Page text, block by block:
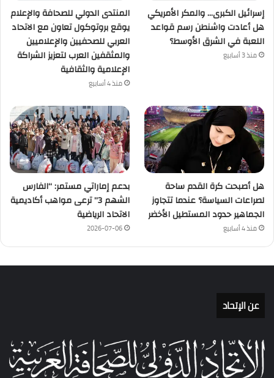
إسرائيل الكبرى… والمكر الأمريكي
هل أعادت واشنطن رسم قواعد
اللعبة في الشرق الأوسط؟
منذ 3 أسابيع
المنتدى الدولي للصحافة والإعلام
يوقع بروتوكول تعاون مع الاتحاد
العربي للصحفيين والإعلاميين
والمثقفين العرب لتعزيز الشراكة
الإعلامية والثقافية
منذ 4 أسابيع
هل أصبحت كرة القدم ساحة
لصراعات السياسة؟ عندما تتجاوز
الجماهير حدود المستطيل الأخضر
منذ 4 أسابيع
بدعم إماراتي مستمر: “الفارس
الشهم 3” ترعى مواهب أكاديمية
الاتحاد الرياضية
2026-07-06
عن الإتحاد